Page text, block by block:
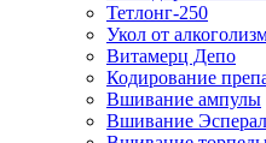
Тетлонг-250
Укол от
Витамерц Депо
Кодирование
Вшивание ампулы
Вшивание